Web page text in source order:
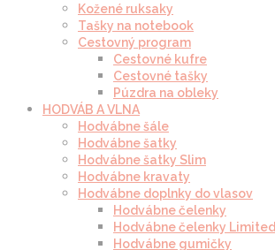
Kožené ruksaky
Tašky na notebook
Cestovný program
Cestovné kufre
Cestovné tašky
Púzdra na obleky
HODVÁB A VLNA
Hodvábne šále
Hodvábne šatky
Hodvábne šatky Slim
Hodvábne kravaty
Hodvábne doplnky do vlasov
Hodvábne čelenky
Hodvábne čelenky Limited
Hodvábne gumičky